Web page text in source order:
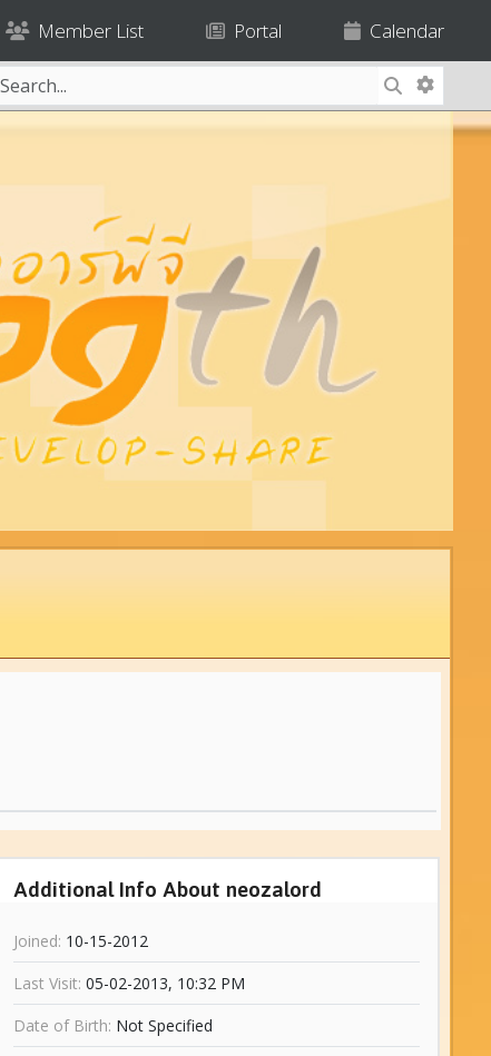
Member List Portal Calendar
Additional Info About neozalord
Joined: 10-15-2012
Last Visit: 05-02-2013, 10:32 PM
Date of Birth: Not Specified